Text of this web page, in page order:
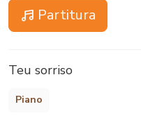
Partitura
Teu sorriso
Piano